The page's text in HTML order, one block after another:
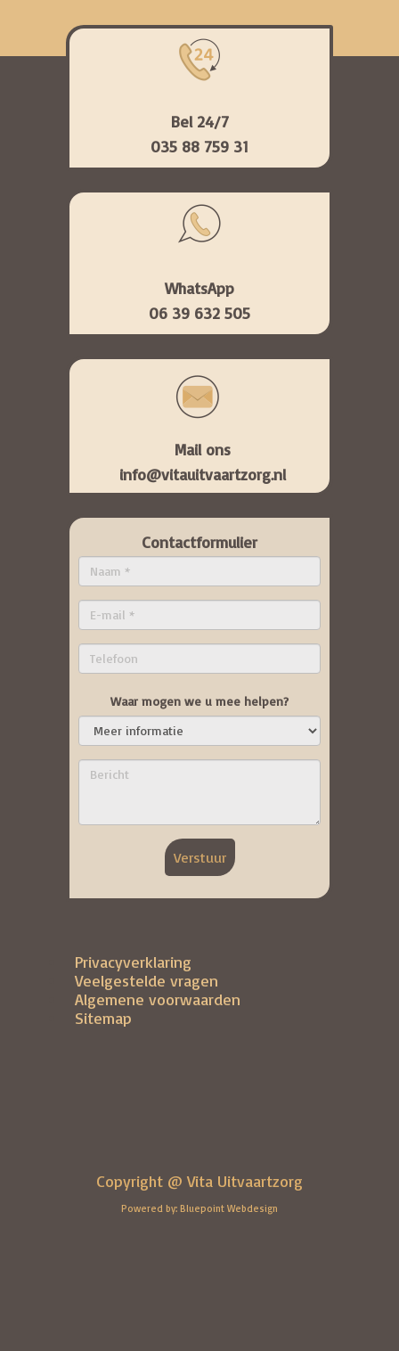
Bel 24/7
035 88 759 31
WhatsApp
06 39 632 505
Mail ons
info@vitauitvaartzorg.nl
Contactformulier
Waar mogen we u mee helpen?
Verstuur
Privacyverklaring
Veelgestelde vragen
Algemene voorwaarden
Sitemap
Copyright @ Vita Uitvaartzorg
Powered by: Bluepoint Webdesign